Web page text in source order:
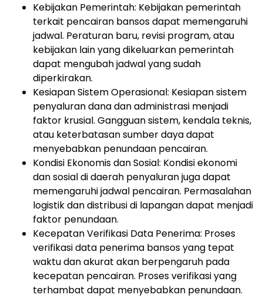
Kebijakan Pemerintah: Kebijakan pemerintah
terkait pencairan bansos dapat memengaruhi
jadwal. Peraturan baru, revisi program, atau
kebijakan lain yang dikeluarkan pemerintah
dapat mengubah jadwal yang sudah
diperkirakan.
Kesiapan Sistem Operasional: Kesiapan sistem
penyaluran dana dan administrasi menjadi
faktor krusial. Gangguan sistem, kendala teknis,
atau keterbatasan sumber daya dapat
menyebabkan penundaan pencairan.
Kondisi Ekonomis dan Sosial: Kondisi ekonomi
dan sosial di daerah penyaluran juga dapat
memengaruhi jadwal pencairan. Permasalahan
logistik dan distribusi di lapangan dapat menjadi
faktor penundaan.
Kecepatan Verifikasi Data Penerima: Proses
verifikasi data penerima bansos yang tepat
waktu dan akurat akan berpengaruh pada
kecepatan pencairan. Proses verifikasi yang
terhambat dapat menyebabkan penundaan.